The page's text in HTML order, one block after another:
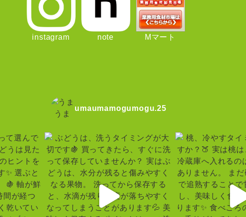
instagram note Mマート
umaumamogumogu.25